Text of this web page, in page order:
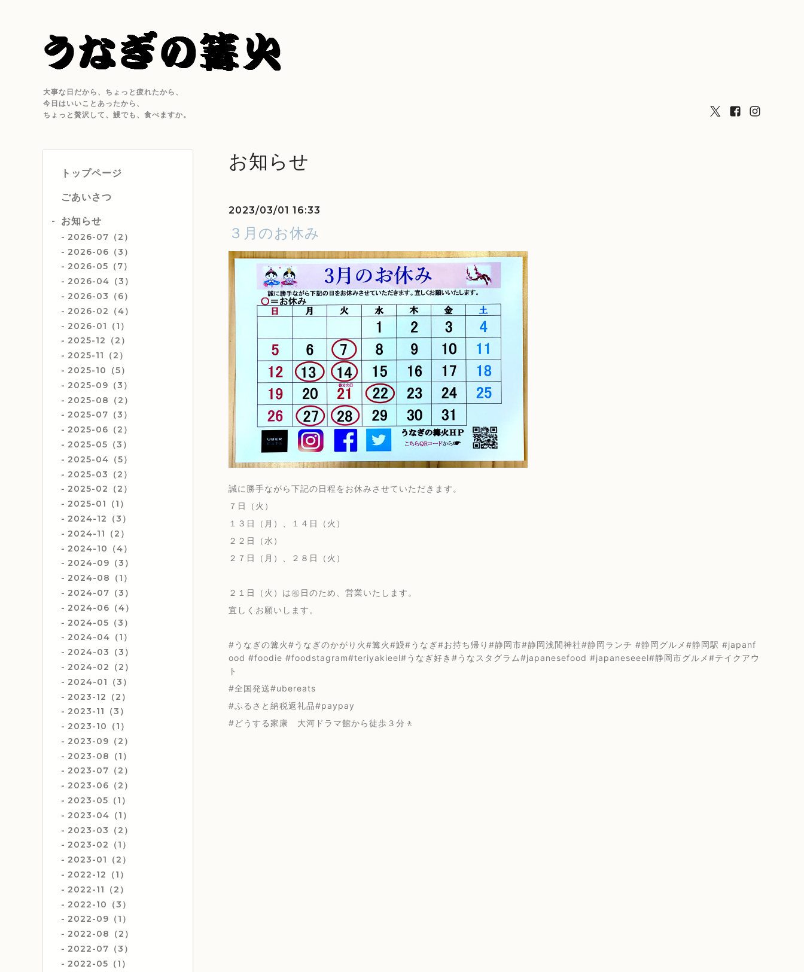
大事な日だから、ちょっと疲れたから、
今日はいいことあったから、
ちょっと贅沢して、鰻でも、食べますか。
トップページ
ごあいさつ
お知らせ
2026-07（2）
2026-06（3）
2026-05（7）
2026-04（3）
2026-03（6）
2026-02（4）
2026-01（1）
2025-12（2）
2025-11（2）
2025-10（5）
2025-09（3）
2025-08（2）
2025-07（3）
2025-06（2）
2025-05（3）
2025-04（5）
2025-03（2）
2025-02（2）
2025-01（1）
2024-12（3）
2024-11（2）
2024-10（4）
2024-09（3）
2024-08（1）
2024-07（3）
2024-06（4）
2024-05（3）
2024-04（1）
2024-03（3）
2024-02（2）
2024-01（3）
2023-12（2）
2023-11（3）
2023-10（1）
2023-09（2）
2023-08（1）
2023-07（2）
2023-06（2）
2023-05（1）
2023-04（1）
2023-03（2）
2023-02（1）
2023-01（2）
2022-12（1）
2022-11（2）
2022-10（3）
2022-09（1）
2022-08（2）
2022-07（3）
2022-05（1）
お知らせ
2023/03/01 16:33
３月のお休み
誠に勝手ながら下記の日程をお休みさせていただきます。
７日（火）
１３日（月）、１４日（火）
２２日（水）
２７日（月）、２８日（火）
２１日（火）は㊗️日のため、営業いたします。
宜しくお願いします。
#うなぎの篝火#うなぎのかがり火#篝火#鰻#うなぎ#お持ち帰り#静岡市#静岡浅間神社#静岡ランチ #静岡グルメ#静岡駅 #japanf
ood #foodie #foodstagram#teriyakieel#うなぎ好き#うなスタグラム#japanesefood #japaneseeel#静岡市グルメ#テイクアウ
ト
#全国発送#ubereats
#ふるさと納税返礼品#paypay
#どうする家康 大河ドラマ館から徒歩３分🚶